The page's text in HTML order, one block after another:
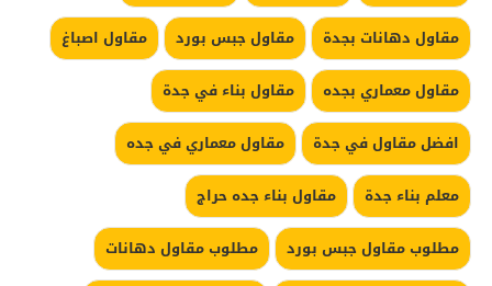
مقاول دهانات بجدة
مقاول جبس بورد
مقاول اصباغ
مقاول معماري بجده
مقاول بناء في جدة
افضل مقاول في جدة
مقاول معماري في جده
معلم بناء جدة
مقاول بناء جده حراج
مطلوب مقاول جبس بورد
مطلوب مقاول دهانات